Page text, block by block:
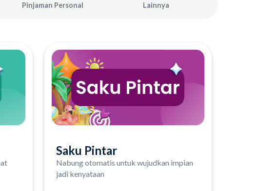
Pinjaman Personal Lainnya
Saku Pintar
Nabung otomatis untuk wujudkan impian
jadi kenyataan